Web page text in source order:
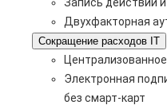
Двухфакторная
Сокращение расходов IT
Электронная
без смарт-карт